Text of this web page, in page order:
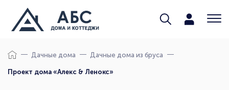
Дачные дома Дачные дома из бруса
Проект дома «Алекс & Ленокс»